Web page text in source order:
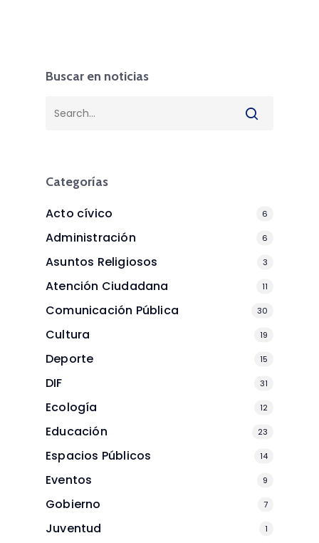
Buscar en noticias
Categorías
Acto cívico 6
Administración 6
Asuntos Religiosos 3
Atención Ciudadana 11
Comunicación Pública 30
Cultura 19
Deporte 15
DIF 31
Ecología 12
Educación 23
Espacios Públicos 14
Eventos 9
Gobierno 7
Juventud 1